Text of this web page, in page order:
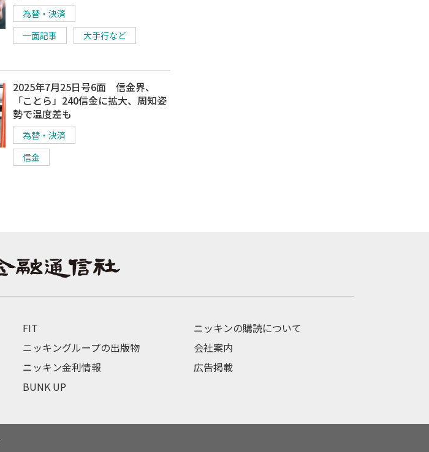
為替・決済
一面記事
大手行など
2025年7月25日号6面 信金界、
「ことら」240信金に拡大、周知姿
勢で温度差も
為替・決済
信金
FIT
ニッキングループの出版物
ニッキン金利情報
BUNK UP
ニッキンの購読について
会社案内
広告掲載